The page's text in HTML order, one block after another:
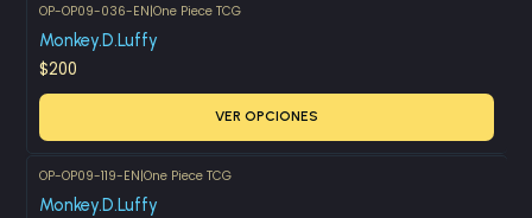
OP-OP09-036-EN|One Piece TCG
Monkey.D.Luffy
$200
VER OPCIONES
OP-OP09-119-EN|One Piece TCG
Monkey.D.Luffy